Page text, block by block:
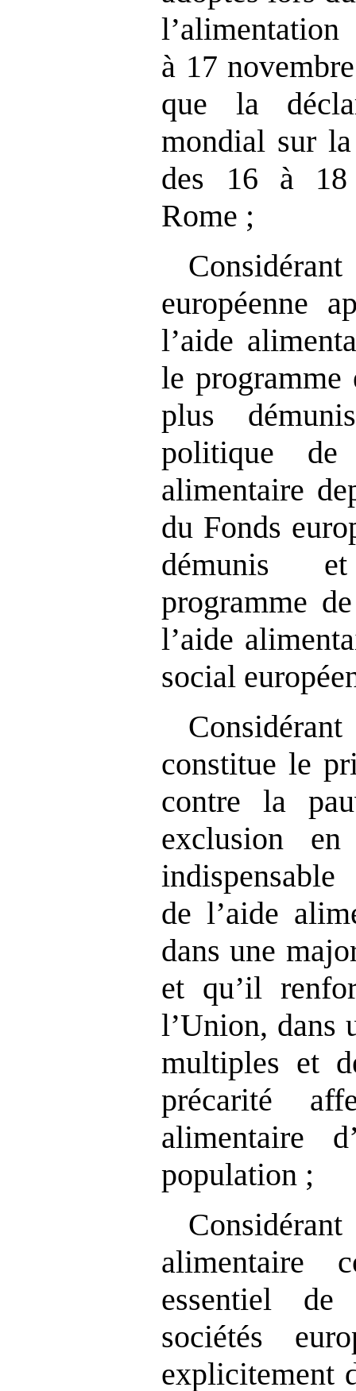
à 17
que la
mondial sur
des 16 à 18
Rome ;
européenne
l’aide
le programme
plus
politique
alimentaire
du Fonds
démunis
programme
l’aide
social
constitue le
contre la
exclusion
de l’aide
dans une
et qu’il
l’Union, dans
multiples et
précarité
alimentaire
population ;
alimentaire
essentiel
sociétés
explicitement